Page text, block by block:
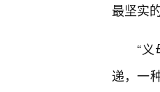
最坚实
“
递，一